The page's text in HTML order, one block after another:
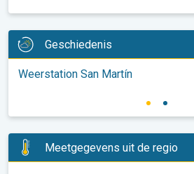
Geschiedenis
Weerstation San Martín
Meetgegevens uit de regio